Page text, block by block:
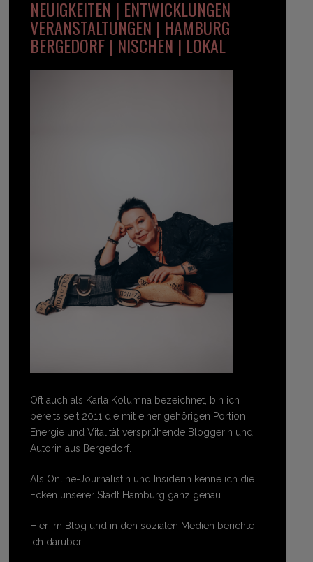
NEUIGKEITEN | ENTWICKLUNGEN
VERANSTALTUNGEN | HAMBURG
BERGEDORF | NISCHEN | LOKAL
Oft auch als Karla Kolumna bezeichnet, bin ich
bereits seit 2011 die mit einer gehörigen Portion
Energie und Vitalität versprühende Bloggerin und
Autorin aus Bergedorf.
Als Online-Journalistin und Insiderin kenne ich die
Ecken unserer Stadt Hamburg ganz genau.
Hier im Blog und in den sozialen Medien berichte
ich darüber.